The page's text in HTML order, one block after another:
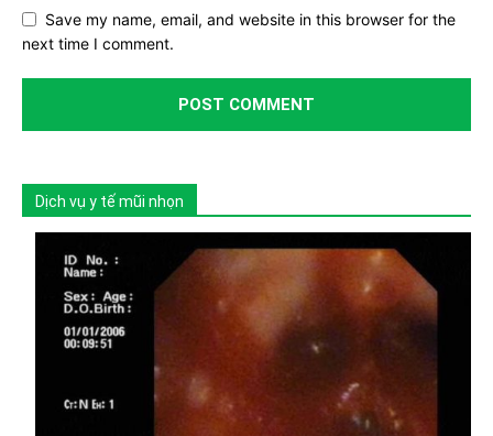
Save my name, email, and website in this browser for the
next time I comment.
Dịch vụ y tế mũi nhọn